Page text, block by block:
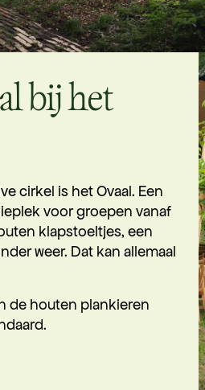
bij het
cirkel is het Ovaal. Een
voor groepen vanaf
klapstoeltjes, een
weer. Dat kan allemaal
de houten plankieren